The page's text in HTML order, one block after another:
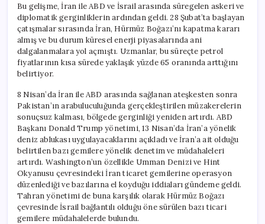
Bu gelişme, İran ile ABD ve İsrail arasında süregelen askeri ve
diplomatik gerginliklerin ardından geldi. 28 Şubat’ta başlayan
çatışmalar sırasında İran, Hürmüz Boğazı’nı kapatma kararı
almış ve bu durum küresel enerji piyasalarında ani
dalgalanmalara yol açmıştı. Uzmanlar, bu süreçte petrol
fiyatlarının kısa sürede yaklaşık yüzde 65 oranında arttığını
belirtiyor.
8 Nisan’da İran ile ABD arasında sağlanan ateşkesten sonra
Pakistan’ın arabuluculuğunda gerçekleştirilen müzakerelerin
sonuçsuz kalması, bölgede gerginliği yeniden artırdı. ABD
Başkanı Donald Trump yönetimi, 13 Nisan’da İran’a yönelik
deniz ablukası uygulayacaklarını açıkladı ve İran’a ait olduğu
belirtilen bazı gemilere yönelik denetim ve müdahaleleri
artırdı. Washington’un özellikle Umman Denizi ve Hint
Okyanusu çevresindeki İran ticaret gemilerine operasyon
düzenlediği ve bazılarına el koyduğu iddiaları gündeme geldi.
Tahran yönetimi de buna karşılık olarak Hürmüz Boğazı
çevresinde İsrail bağlantılı olduğu öne sürülen bazı ticari
gemilere müdahalelerde bulundu.